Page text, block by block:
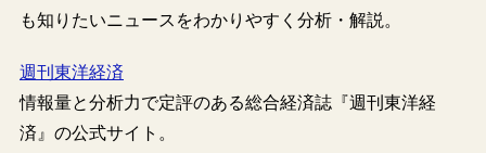
も知りたいニュースをわかりやすく分析・解説。
週刊東洋経済
情報量と分析力で定評のある総合経済誌『週刊東洋経
済』の公式サイト。